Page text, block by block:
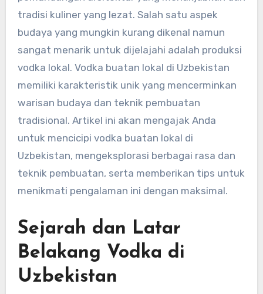
tradisi kuliner yang lezat. Salah satu aspek
budaya yang mungkin kurang dikenal namun
sangat menarik untuk dijelajahi adalah produksi
vodka lokal. Vodka buatan lokal di Uzbekistan
memiliki karakteristik unik yang mencerminkan
warisan budaya dan teknik pembuatan
tradisional. Artikel ini akan mengajak Anda
untuk mencicipi vodka buatan lokal di
Uzbekistan, mengeksplorasi berbagai rasa dan
teknik pembuatan, serta memberikan tips untuk
menikmati pengalaman ini dengan maksimal.
Sejarah dan Latar
Belakang Vodka di
Uzbekistan